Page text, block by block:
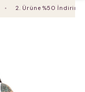
2. Ürüne %50 İndirim